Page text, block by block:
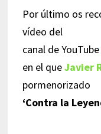
Por último os
vídeo del
canal de YouTube
en el queJavier
pormenorizado
‘Contra la